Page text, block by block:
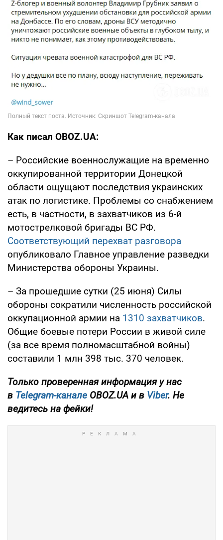
Как писал OBOZ.UA:
– Российские военнослужащие на временно
оккупированной территории Донецкой
области ощущают последствия украинских
атак по логистике. Проблемы со снабжением
есть, в частности, в захватчиков из 6-й
мотострелковой бригады ВС РФ.
Соответствующий перехват разговора
опубликовало Главное управление разведки
Министерства обороны Украины.
– За прошедшие сутки (25 июня) Силы
обороны сократили численность российской
оккупационной армии на 1310 захватчиков.
Общие боевые потери России в живой силе
(за все время полномасштабной войны)
составили 1 млн 398 тыс. 370 человек.
Только проверенная информация у нас
в Telegram-канале OBOZ.UA и в Viber. Не
ведитесь на фейки!